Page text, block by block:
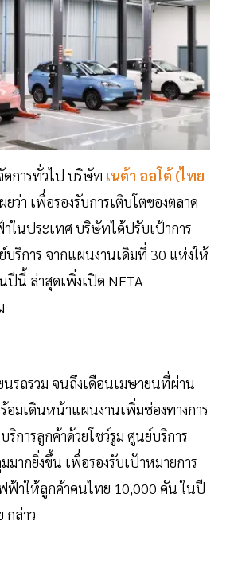
ดการทั่วไป บริษัท เนต้า ออโต้ (ไทย
ยว่า เพื่อรองรับการเติบโตของตลาด
ในประเทศ บริษัทได้ปรับเป้าการ
บริการ จากแผนงานเดิมที่ 30 แห่งให้
ปีนี้ ล่าสุดเพิ่งเปิด NETA
นรถรวม จนถึงเดือนเมษายนที่ผ่าน
อมเดินหน้าแผนงานเพิ่มช่องทางการ
การลูกค้าด้วยโชว์รูม ศูนย์บริการ
ากยิ่งขึ้น เพื่อรองรับเป้าหมายการ
ฟ้าให้ลูกค้าคนไทย 10,000 คัน ในปี
กล่าว